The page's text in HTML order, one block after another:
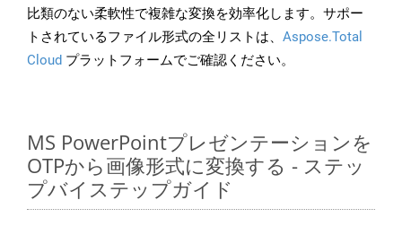
比類のない柔軟性で複雑な変換を効率化します。サポー
トされているファイル形式の全リストは、 Aspose.Total
Cloud プラットフォームでご確認ください。
MS PowerPointプレゼンテーションを
OTPから画像形式に変換する - ステッ
プバイステップガイド